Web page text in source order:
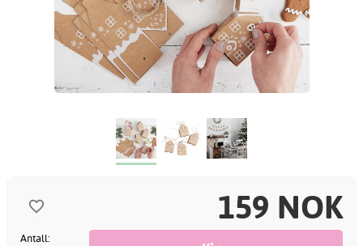
159 NOK
Antall: